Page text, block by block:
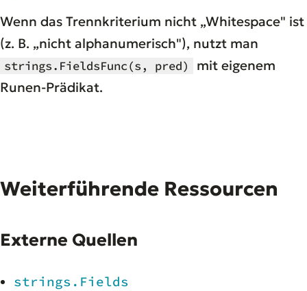
Wenn das Trennkriterium nicht „Whitespace" ist
(z. B. „nicht alphanumerisch"), nutzt man
strings.FieldsFunc(s, pred)
mit eigenem
Runen-Prädikat.
Weiterführende Ressourcen
Externe Quellen
strings.Fields